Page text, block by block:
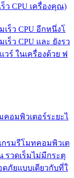
ว CPU เครื่องคุณ)
ร็ว CPU อีกหนึ่งโ
ร็ว CPU และ ยังรว
ร์ ในเครื่องด้วย ฟ
คอมพิวเตอร์ระยะไ
กรมรีโมทคอมพิวเต
รวดเร็มไม่มีกระตุ
ภัยแบบเดียวกับที่ใ